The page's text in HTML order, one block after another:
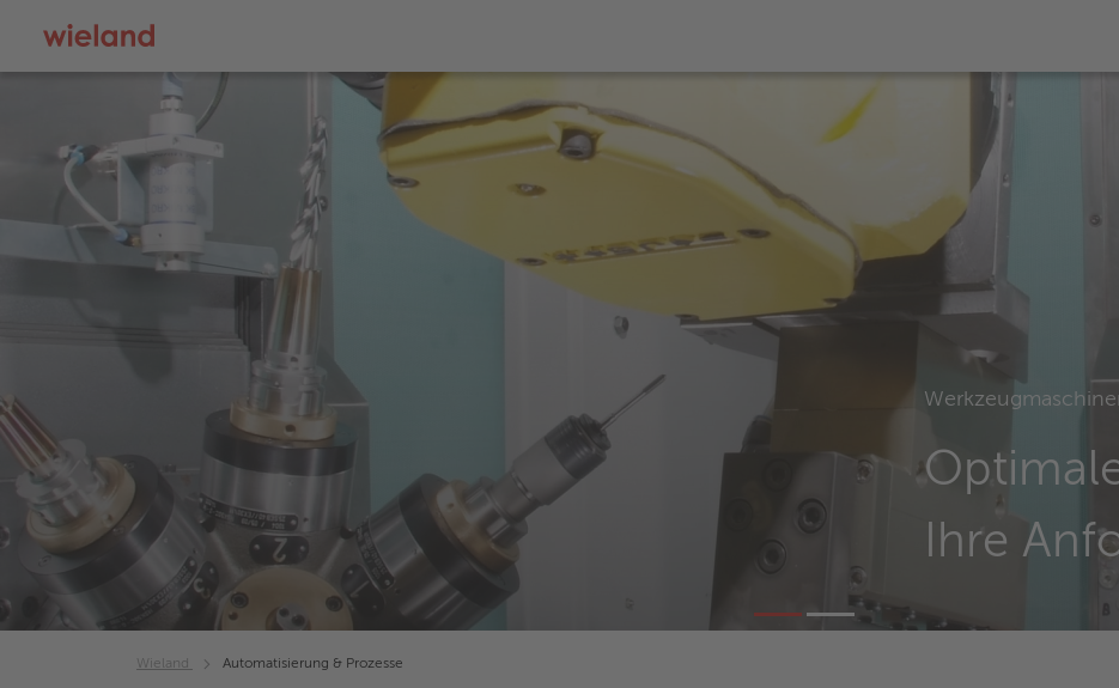
Ihre
Wieland Automatisierung & Prozesse